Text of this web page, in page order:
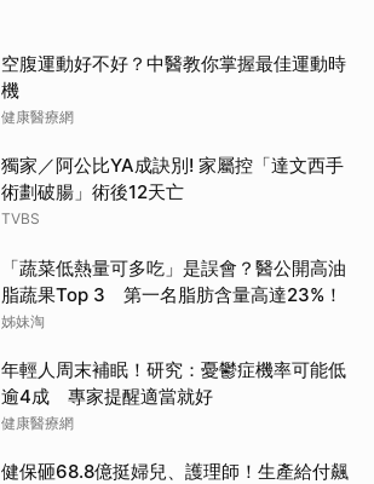
空腹運動好不好？中醫教你掌握最佳運動時
機
健康醫療網
獨家／阿公比YA成訣別! 家屬控「達文西手
術劃破腸」術後12天亡
TVBS
「蔬菜低熱量可多吃」是誤會？醫公開高油
脂蔬果Top 3 第一名脂肪含量高達23%！
姊妹淘
年輕人周末補眠！研究：憂鬱症機率可能低
逾4成 專家提醒適當就好
健康醫療網
健保砸68.8億挺婦兒、護理師！生產給付飆